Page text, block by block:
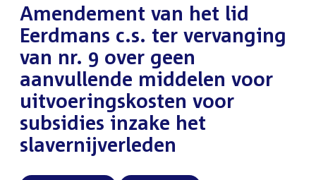
Amendement van het lid
Eerdmans c.s. ter vervanging
van nr. 9 over geen
aanvullende middelen voor
uitvoeringskosten voor
subsidies inzake het
slavernijverleden